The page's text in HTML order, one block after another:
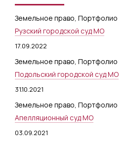
Земельное право, Портфолио
Рузский городской суд МО
17.09.2022
Земельное право, Портфолио
Подольский городской суд МО
31.10.2021
Земельное право, Портфолио
Апелляционный суд МО
03.09.2021